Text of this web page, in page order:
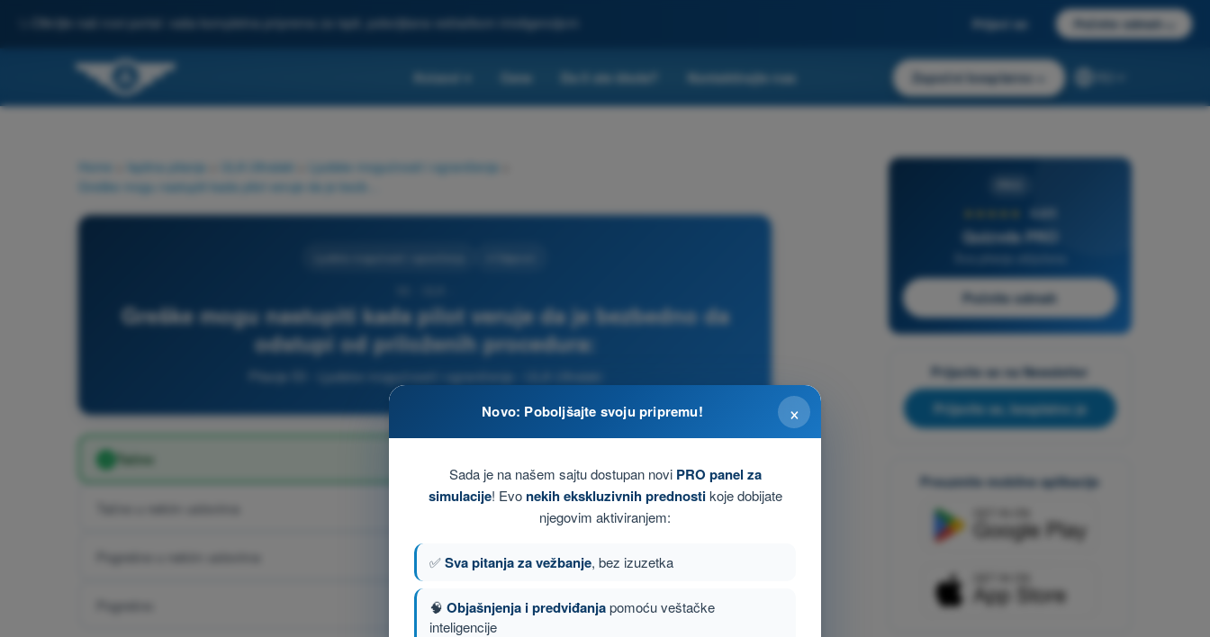
Otkrijte naš novi portal: vaša kompletna priprema za ispit, poboljšana veštačkom inteligencijom Prijavi se Počnite odmah
Kvizovi Cene Da li ste škola? Kontaktirajte nas Započni besplatno
Home Ispitna pitanja ULA Ultralaki Ljudske mogućnosti i ograničenja
Greške mogu nastupiti kada pilot veruje da je bezbedno da
odstupi od priloženih procedura:
Pitanje 53 - Ljudske mogućnosti i ograničenja - ULA Ultralaki
Tačno
Tačno u nekim uslovima
Pogrešno u nekim uslovima
Pogrešno
4,6/5
Quizvds PRO
Počnite odmah
Prijavite se na Newsletter
Prijavite se, besplatno je
Preuzmite mobilne aplikacije
×
Novo: Poboljšajte svoju pripremu!
Sada je na našem sajtu dostupan novi PRO panel za
simulacije! Evo nekih ekskluzivnih prednostikoje dobijate
njegovim aktiviranjem:
✅Sva pitanja za vežbanje, bez izuzetka
🧠 Objašnjenja i predviđanjapomoću veštačke
inteligencije